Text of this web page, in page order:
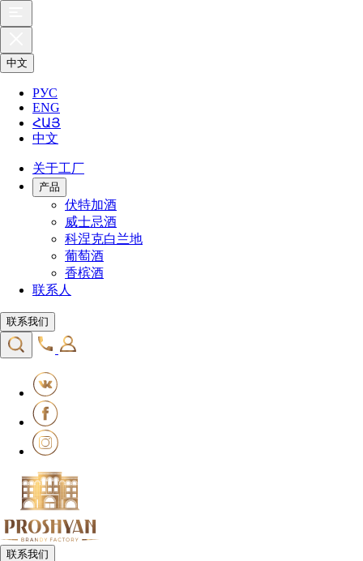
中文
РУС
ENG
ՀԱՅ
中文
关于工厂
产品
伏特加酒
威士忌酒
科涅克白兰地
葡萄酒
香槟酒
联系人
联系我们
联系我们